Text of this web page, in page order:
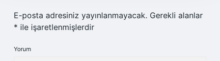
E-posta adresiniz yayınlanmayacak. Gerekli alanlar
* ile işaretlenmişlerdir
Yorum